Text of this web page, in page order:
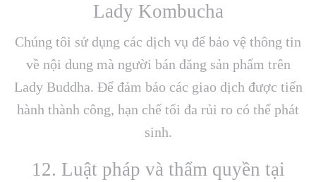
Lady Kombucha
Chúng tôi sử dụng các dịch vụ để bảo vệ thông tin
về nội dung mà người bán đăng sản phẩm trên
Lady Buddha. Để đảm bảo các giao dịch được tiến
hành thành công, hạn chế tối đa rủi ro có thể phát
sinh.
12. Luật pháp và thẩm quyền tại